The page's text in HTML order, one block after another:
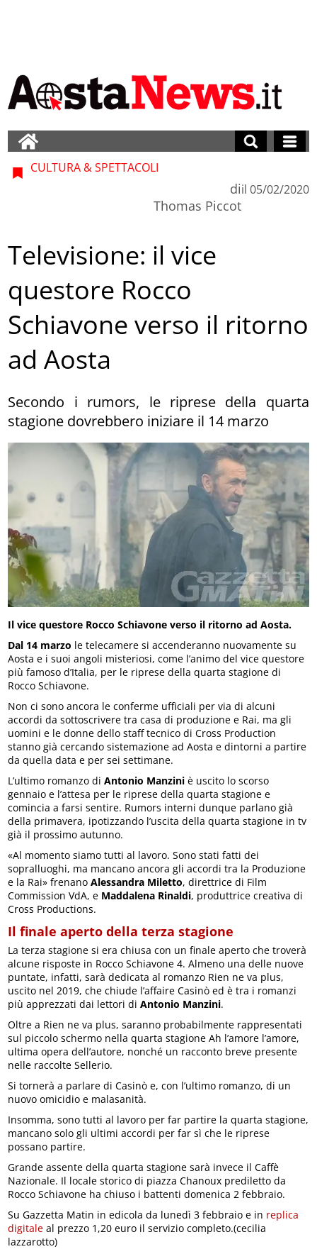
CULTURA & SPETTACOLI
di
Thomas Piccot
il 05/02/2020
Televisione: il vice
questore Rocco
Schiavone verso il ritorno
ad Aosta
Secondo i rumors, le riprese della quarta
stagione dovrebbero iniziare il 14 marzo
Il vice questore Rocco Schiavone verso il ritorno ad Aosta.
Dal 14 marzo le telecamere si accenderanno nuovamente su
Aosta e i suoi angoli misteriosi, come l’animo del vice questore
più famoso d’Italia, per le riprese della quarta stagione di
Rocco Schiavone.
Non ci sono ancora le conferme ufficiali per via di alcuni
accordi da sottoscrivere tra casa di produzione e Rai, ma gli
uomini e le donne dello staff tecnico di Cross Production
stanno già cercando sistemazione ad Aosta e dintorni a partire
da quella data e per sei settimane.
L’ultimo romanzo diAntonio Manzini è uscito lo scorso
gennaio e l’attesa per le riprese della quarta stagione e
comincia a farsi sentire. Rumors interni dunque parlano già
della primavera, ipotizzando l’uscita della quarta stagione in tv
già il prossimo autunno.
«Al momento siamo tutti al lavoro. Sono stati fatti dei
sopralluoghi, ma mancano ancora gli accordi tra la Produzione
e la Rai» frenanoAlessandra Miletto, direttrice di Film
Commission VdA, e Maddalena Rinaldi, produttrice creativa di
Cross Productions.
Il finale aperto della terza stagione
La terza stagione si era chiusa con un finale aperto che troverà
alcune risposte in Rocco Schiavone 4. Almeno una delle nuove
puntate, infatti, sarà dedicata al romanzo Rien ne va plus,
uscito nel 2019, che chiude l’affaire Casinò ed è tra i romanzi
più apprezzati dai lettori diAntonio Manzini.
Oltre a Rien ne va plus, saranno probabilmente rappresentati
sul piccolo schermo nella quarta stagione Ah l’amore l’amore,
ultima opera dell’autore, nonché un racconto breve presente
nelle raccolte Sellerio.
Si tornerà a parlare di Casinò e, con l’ultimo romanzo, di un
nuovo omicidio e malasanità.
Insomma, sono tutti al lavoro per far partire la quarta stagione,
mancano solo gli ultimi accordi per far sì che le riprese
possano partire.
Grande assente della quarta stagione sarà invece il Caffè
Nazionale. Il locale storico di piazza Chanoux prediletto da
Rocco Schiavone ha chiuso i battenti domenica 2 febbraio.
Su Gazzetta Matin in edicola da lunedì 3 febbraio e in replica
digitale al prezzo 1,20 euro il servizio completo.(cecilia
lazzarotto)